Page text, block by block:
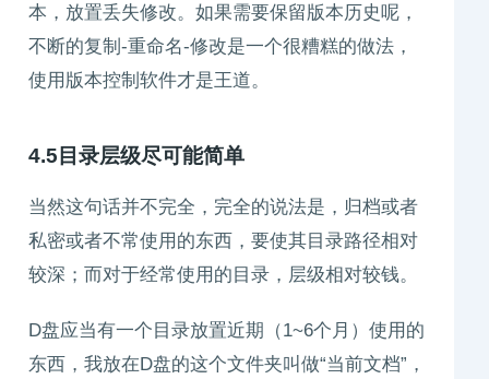
本，放置丢失修改。如果需要保留版本历史呢，
不断的复制-重命名-修改是一个很糟糕的做法，
使用版本控制软件才是王道。
4.5目录层级尽可能简单
当然这句话并不完全，完全的说法是，归档或者
私密或者不常使用的东西，要使其目录路径相对
较深；而对于经常使用的目录，层级相对较钱。
D盘应当有一个目录放置近期（1~6个月）使用的
东西，我放在D盘的这个文件夹叫做“当前文档”，